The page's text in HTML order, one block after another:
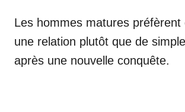
Les hommes matures préfèrent
une relation plutôt que de
après une nouvelle conquête.